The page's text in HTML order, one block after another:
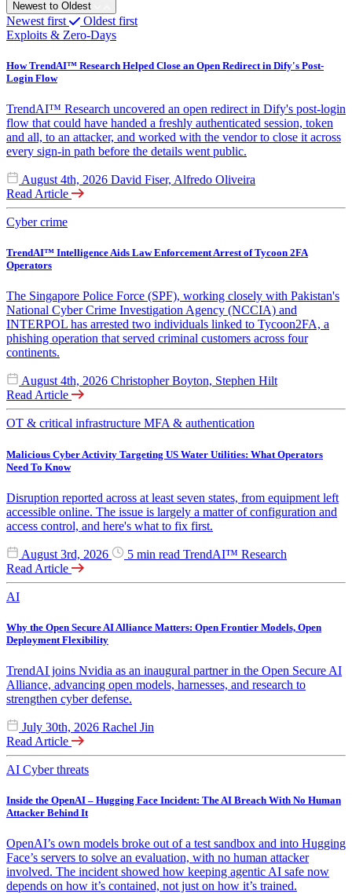
Newest to Oldest
Newest first
Oldest first
Exploits & Zero-Days
How TrendAI™ Research Helped Close an Open Redirect in Dify's Post-
Login Flow
TrendAI™ Research uncovered an open redirect in Dify's post-login
flow that could have handed a freshly authenticated session, token
and all, to an attacker, and worked with the vendor to close it across
every sign-in path before the details went public.
August 4th, 2026 David Fiser, Alfredo Oliveira
Read Article
Cyber crime
TrendAI™ Intelligence Aids Law Enforcement Arrest of Tycoon 2FA
Operators
The Singapore Police Force (SPF), working closely with Pakistan's
National Cyber Crime Investigation Agency (NCCIA) and
INTERPOL has arrested two individuals linked to Tycoon2FA, a
phishing operation that served criminal customers across four
continents.
August 4th, 2026 Christopher Boyton, Stephen Hilt
Read Article
OT & critical infrastructure MFA & authentication
Malicious Cyber Activity Targeting US Water Utilities: What Operators
Need To Know
Disruption reported across at least seven states, from equipment left
accessible online. The issue is largely a matter of configuration and
access control, and here's what to fix first.
August 3rd, 2026 5 min read TrendAI™ Research
Read Article
AI
Why the Open Secure AI Alliance Matters: Open Frontier Models, Open
Deployment Flexibility
TrendAI joins Nvidia as an inaugural partner in the Open Secure AI
Alliance, advancing open models, harnesses, and research to
strengthen cyber defense.
July 30th, 2026 Rachel Jin
Read Article
AI Cyber threats
Inside the OpenAI – Hugging Face Incident: The AI Breach With No Human
Attacker Behind It
OpenAI’s own models broke out of a test sandbox and into Hugging
Face’s servers to solve an evaluation, with no human attacker
involved. The incident showed how keeping agentic AI safe now
depends on how it’s contained, not just on how it’s trained.